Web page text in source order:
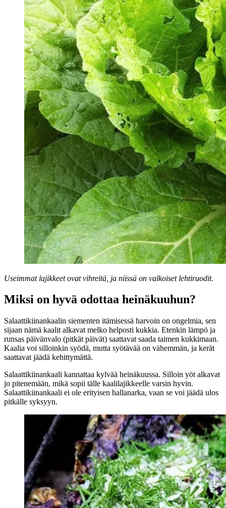
Useimmat lajikkeet ovat vihreitä, ja niissä on valkoiset lehtiruodit.
Miksi on hyvä odottaa heinäkuuhun?
Salaattikiinankaalin siementen itämisessä harvoin on ongelmia, sen
sijaan nämä kaalit alkavat melko helposti kukkia. Etenkin lämpö ja
runsas päivänvalo (pitkät päivät) saattavat saada taimen kukkimaan.
Kaalia voi silloinkin syödä, mutta syötävää on vähemmän, ja kerät
saattavat jäädä kehittymättä.
Salaattikiinankaali kannattaa kylvää heinäkuussa. Silloin yöt alkavat
jo pitenemään, mikä sopii tälle kaalilajikkeelle varsin hyvin.
Salaattikiinankaali ei ole erityisen hallanarka, vaan se voi jäädä ulos
pitkälle syksyyn.